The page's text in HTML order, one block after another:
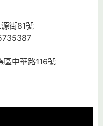
街81號
中華路116號